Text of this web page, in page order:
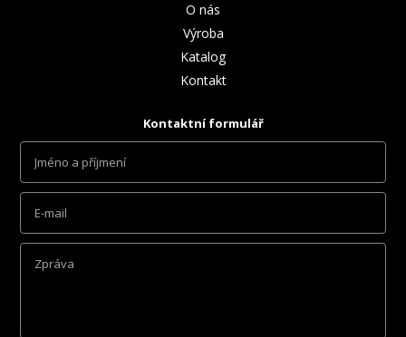
O nás
Výroba
Katalog
Kontakt
Kontaktní formulář